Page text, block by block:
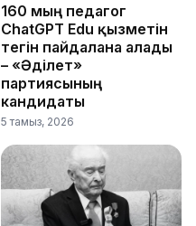
160 мың педагог
ChatGPT Edu қызметін
тегін пайдалана алады
– «Әділет»
партиясының
кандидаты
5 тамыз, 2026